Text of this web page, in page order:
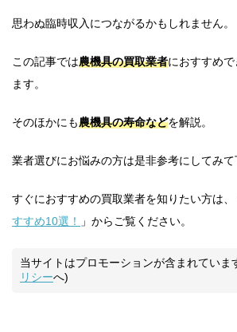
思わぬ臨時収入につながるかもしれません。
この記事では農機具の買取業者におすすめ
ます。
そのほかにも農機具の寿命などを解説。
業者選びにお悩みの方は是非参考にしてみて
すぐにおすすめの買取業者を知りたい方は、
すすめ10選！
」からご覧ください。
当サイトはプロモーションが含まれていま
リシーへ)